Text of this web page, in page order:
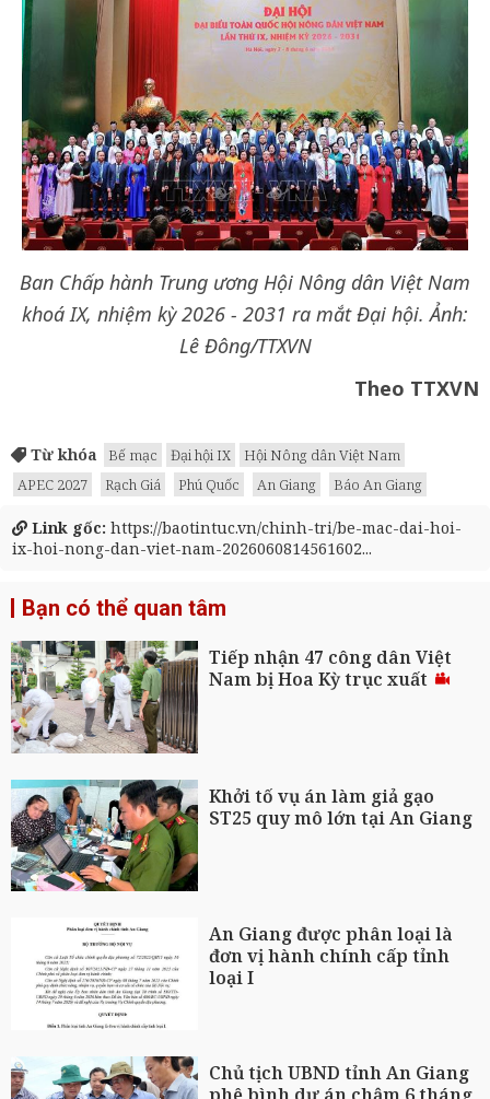
Ban Chấp hành Trung ương Hội Nông dân Việt Nam
khoá IX, nhiệm kỳ 2026 - 2031 ra mắt Đại hội. Ảnh:
Lê Đông/TTXVN
Theo TTXVN
Từ khóa Bế mạc Đại hội IX
Hội Nông dân Việt Nam
APEC 2027
Rạch Giá Phú Quốc An Giang Báo An Giang
Link gốc: https://baotintuc.vn/chinh-tri/be-mac-dai-hoi-
ix-hoi-nong-dan-viet-nam-2026060814561602...
Bạn có thể quan tâm
Tiếp nhận 47 công dân Việt
Nam bị Hoa Kỳ trục xuất
Khởi tố vụ án làm giả gạo
ST25 quy mô lớn tại An Giang
An Giang được phân loại là
đơn vị hành chính cấp tỉnh
loại I
Chủ tịch UBND tỉnh An Giang